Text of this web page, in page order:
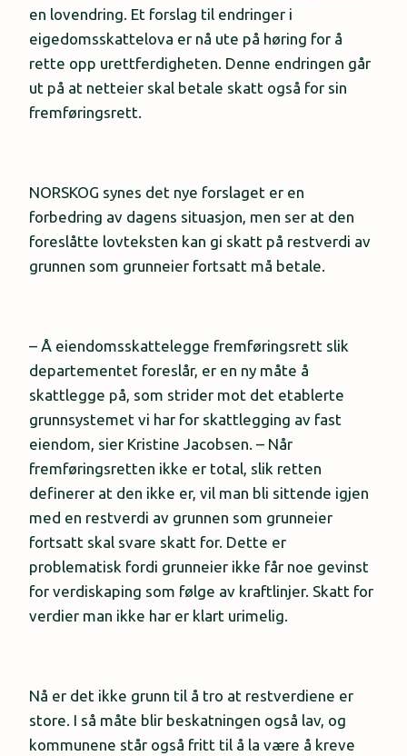
en lovendring. Et forslag til endringer i
eigedomsskattelova er nå ute på høring for å
rette opp urettferdigheten. Denne endringen går
ut på at netteier skal betale skatt også for sin
fremføringsrett.
NORSKOG synes det nye forslaget er en
forbedring av dagens situasjon, men ser at den
foreslåtte lovteksten kan gi skatt på restverdi av
grunnen som grunneier fortsatt må betale.
– Å eiendomsskattelegge fremføringsrett slik
departementet foreslår, er en ny måte å
skattlegge på, som strider mot det etablerte
grunnsystemet vi har for skattlegging av fast
eiendom, sier Kristine Jacobsen. – Når
fremføringsretten ikke er total, slik retten
definerer at den ikke er, vil man bli sittende igjen
med en restverdi av grunnen som grunneier
fortsatt skal svare skatt for. Dette er
problematisk fordi grunneier ikke får noe gevinst
for verdiskaping som følge av kraftlinjer. Skatt for
verdier man ikke har er klart urimelig.
Nå er det ikke grunn til å tro at restverdiene er
store. I så måte blir beskatningen også lav, og
kommunene står også fritt til å la være å kreve